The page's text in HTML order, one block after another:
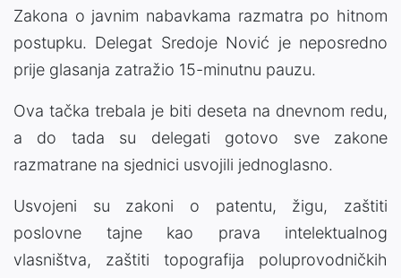
Zakona o javnim nabavkama razmatra po hitnom
postupku. Delegat Sredoje Nović je neposredno
prije glasanja zatražio 15-minutnu pauzu.
Ova tačka trebala je biti deseta na dnevnom redu,
a do tada su delegati gotovo sve zakone
razmatrane na sjednici usvojili jednoglasno.
Usvojeni su zakoni o patentu, žigu, zaštiti
poslovne tajne kao prava intelektualnog
vlasništva, zaštiti topografija poluprovodničkih